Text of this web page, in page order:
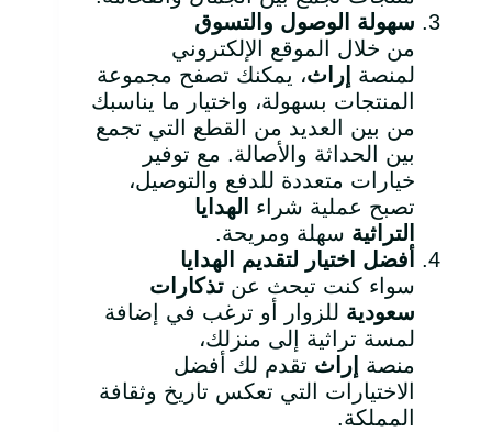
سهولة الوصول والتسوق
من خلال الموقع الإلكتروني
لمنصة إراث، يمكنك تصفح مجموعة
المنتجات بسهولة، واختيار ما يناسبك
من بين العديد من القطع التي تجمع
بين الحداثة والأصالة. مع توفير
خيارات متعددة للدفع والتوصيل،
تصبح عملية شراء
الهدايا
التراثية سهلة ومريحة.
أفضل اختيار لتقديم الهدايا
سواء كنت تبحث عن تذكارات
سعودية للزوار أو ترغب في إضافة
لمسة تراثية إلى منزلك،
منصة إراث تقدم لك أفضل
الاختيارات التي تعكس تاريخ وثقافة
المملكة.